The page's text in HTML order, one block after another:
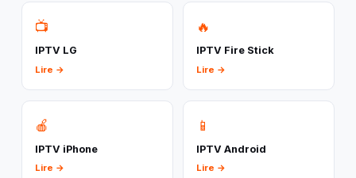
📺
IPTV LG
Lire →
🔥
IPTV Fire Stick
Lire →
🍎
IPTV iPhone
Lire →
📱
IPTV Android
Lire →